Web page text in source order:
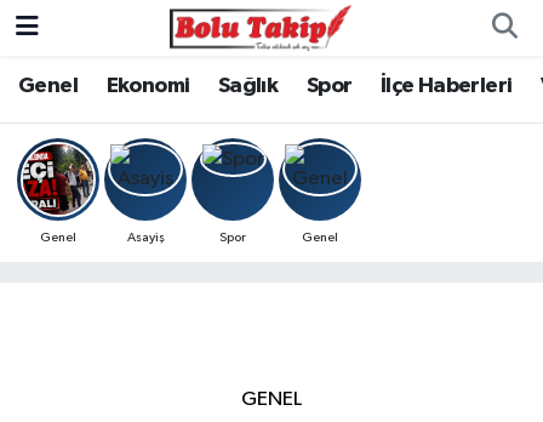
Genel Ekonomi Sağlık Spor İlçe Haberleri
Genel Asayiş Spor Genel
GENEL